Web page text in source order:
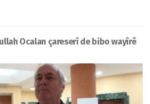
Ocalan çareserî de bibo wayîrê